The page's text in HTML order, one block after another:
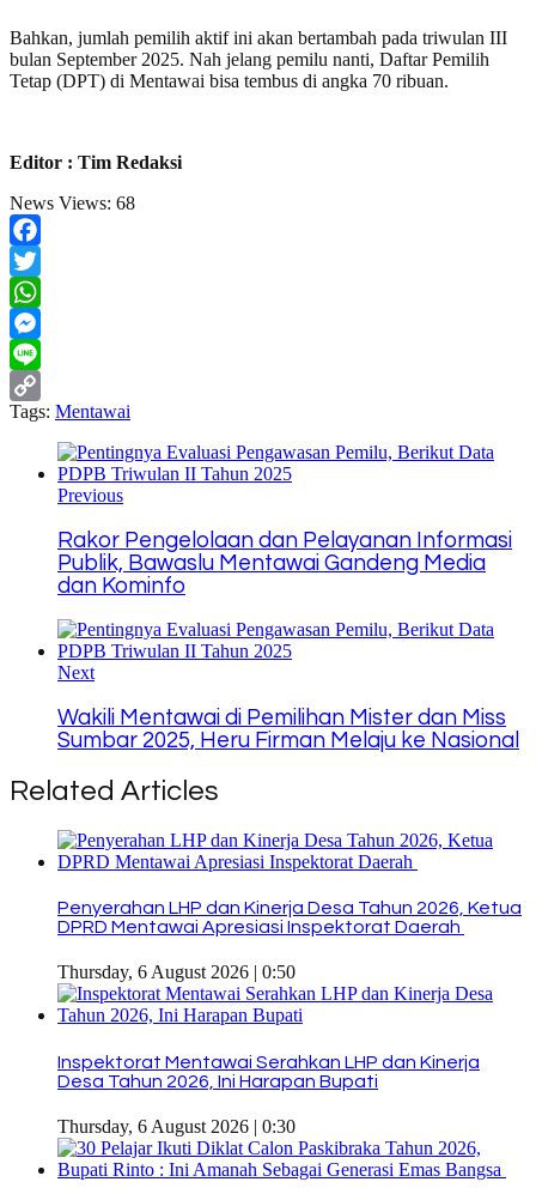
Bahkan, jumlah pemilih aktif ini akan bertambah pada triwulan III
bulan September 2025. Nah jelang pemilu nanti, Daftar Pemilih
Tetap (DPT) di Mentawai bisa tembus di angka 70 ribuan.
Editor : Tim Redaksi
News Views: 68
Facebook
Twitter
WhatsApp
Messenger
Line
Copy
Tags: Mentawai
Previous
Rakor Pengelolaan dan Pelayanan Informasi
Publik, Bawaslu Mentawai Gandeng Media
dan Kominfo
Next
Wakili Mentawai di Pemilihan Mister dan Miss
Sumbar 2025, Heru Firman Melaju ke Nasional
Related Articles
Penyerahan LHP dan Kinerja Desa Tahun 2026, Ketua
DPRD Mentawai Apresiasi Inspektorat Daerah
Thursday, 6 August 2026 | 0:50
Inspektorat Mentawai Serahkan LHP dan Kinerja
Desa Tahun 2026, Ini Harapan Bupati
Thursday, 6 August 2026 | 0:30